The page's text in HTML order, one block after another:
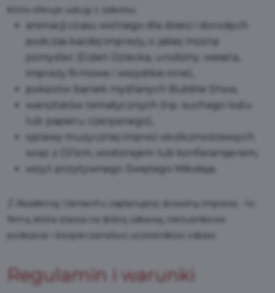
która oferuje usługi z zakresu:
animacji czasu wolnego dla dzieci i dorosłych
podczas każdej imprezy, o jakiej można
pomyśleć (Dzień Dziecka, urodziny, wesela,
imprezy firmowe i wszystkie inne),
pokazów baniek mydlanych Bubble Show,
warsztatów tematycznych (np. suchego lodu
lub papieru czerpanego),
oprawy muzycznej imprez okolicznościowych
wraz z DJ'em, wodzirejem lub konferansjerem,
wizyt pozytywnego Świętego Mikołaja.
Z Akademią Uśmiechu zaplanujesz dowolną imprezę - to
firma, która stawia na dobrą zabawę, nietuzinkowe
podejście i bezpieczeństwo uczestników zabaw.
Regulamin i warunki